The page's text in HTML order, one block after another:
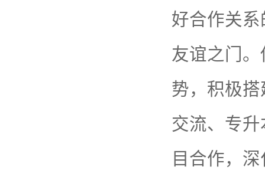
好合作关
友谊之门
势，积极
交流、专
目合作，